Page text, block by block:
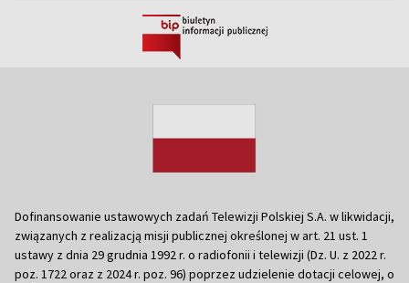
Dofinansowanie ustawowych zadań Telewizji Polskiej S.A. w likwidacji,
związanych z realizacją misji publicznej określonej w art. 21 ust. 1
ustawy z dnia 29 grudnia 1992 r. o radiofonii i telewizji (Dz. U. z 2022 r.
poz. 1722 oraz z 2024 r. poz. 96) poprzez udzielenie dotacji celowej, o